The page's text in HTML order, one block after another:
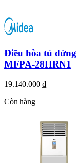
Điều hòa tủ
MFPA-28HRN1
19.140.000 ₫
Còn hàng